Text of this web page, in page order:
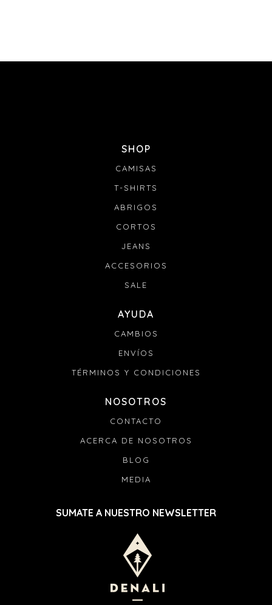
SHOP
CAMISAS
T-SHIRTS
ABRIGOS
CORTOS
JEANS
ACCESORIOS
SALE
AYUDA
CAMBIOS
ENVÍOS
TÉRMINOS Y CONDICIONES
NOSOTROS
CONTACTO
ACERCA DE NOSOTROS
BLOG
MEDIA
SUMATE A NUESTRO NEWSLETTER